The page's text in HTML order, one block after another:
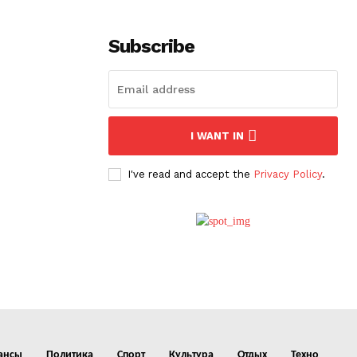
Subscribe
I WANT IN
I've read and accept the Privacy Policy.